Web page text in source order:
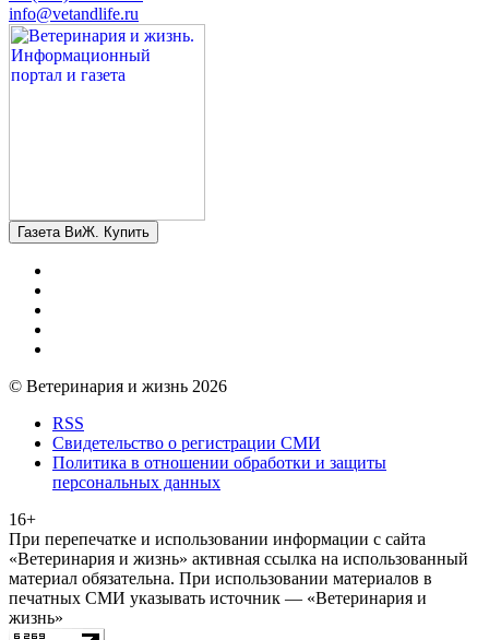
info@vetandlife.ru
Газета ВиЖ. Купить
© Ветеринария и жизнь 2026
RSS
Свидетельство о регистрации СМИ
Политика в отношении обработки и защиты
персональных данных
16+
При перепечатке и использовании информации с сайта
«Ветеринария и жизнь» активная ссылка на использованный
материал обязательна. При использовании материалов в
печатных СМИ указывать источник — «Ветеринария и
жизнь»